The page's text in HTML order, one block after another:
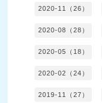
2020-11（26）
2020-08（28）
2020-05（18）
2020-02（24）
2019-11（27）